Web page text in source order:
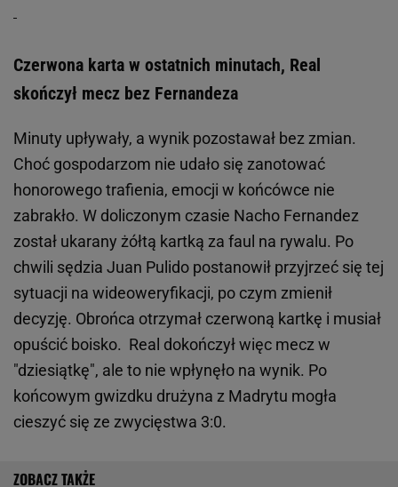
Czerwona karta w ostatnich minutach, Real
skończył mecz bez Fernandeza
Minuty upływały, a wynik pozostawał bez zmian.
Choć gospodarzom nie udało się zanotować
honorowego trafienia, emocji w końcówce nie
zabrakło. W doliczonym czasie Nacho Fernandez
został ukarany żółtą kartką za faul na rywalu. Po
chwili sędzia Juan Pulido postanowił przyjrzeć się tej
sytuacji na wideoweryfikacji, po czym zmienił
decyzję. Obrońca otrzymał czerwoną kartkę i musiał
opuścić boisko. Real dokończył więc mecz w
"dziesiątkę", ale to nie wpłynęło na wynik. Po
końcowym gwizdku drużyna z Madrytu mogła
cieszyć się ze zwycięstwa 3:0.